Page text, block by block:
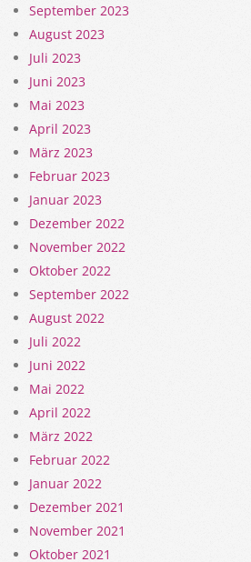
September 2023
August 2023
Juli 2023
Juni 2023
Mai 2023
April 2023
März 2023
Februar 2023
Januar 2023
Dezember 2022
November 2022
Oktober 2022
September 2022
August 2022
Juli 2022
Juni 2022
Mai 2022
April 2022
März 2022
Februar 2022
Januar 2022
Dezember 2021
November 2021
Oktober 2021